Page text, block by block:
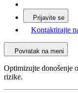
Prijavite se
Kontaktirajte
Povratak na meni
Optimizujte donošenje
rizike.